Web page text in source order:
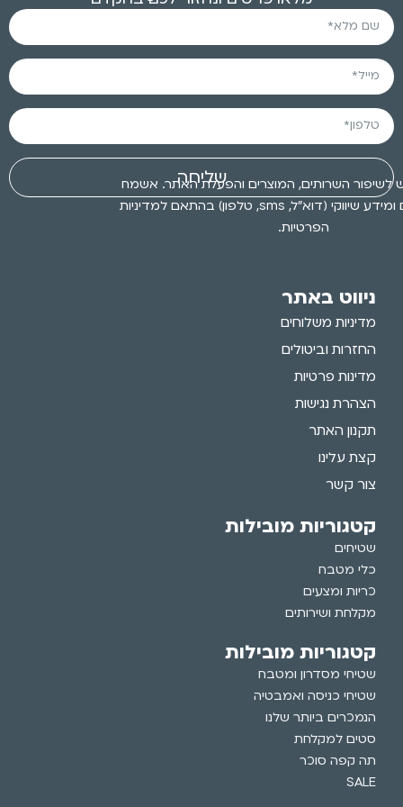
לשיפור השרותים, המוצרים והפעלת האתר. אשמח
לקבלת עדכונים ומידע שיווקי (דוא״ל, sms, טלפון) בהתאם למדיניות
הפרטיות.
שליחה
ניווט באתר
מדיניות משלוחים
החזרות וביטולים
מדינות פרטיות
הצהרת נגישות
תקנון האתר
קצת עלינו
צור קשר
קטגוריות מובילות
שטיחים
כלי מטבח
כריות ומצעים
מקלחת ושירותים
קטגוריות מובילות
שטיחי מסדרון ומטבח
שטיחי כניסה ואמבטיה
הנמכרים ביותר שלנו
סטים למקלחת
תה קפה סוכר
SALE